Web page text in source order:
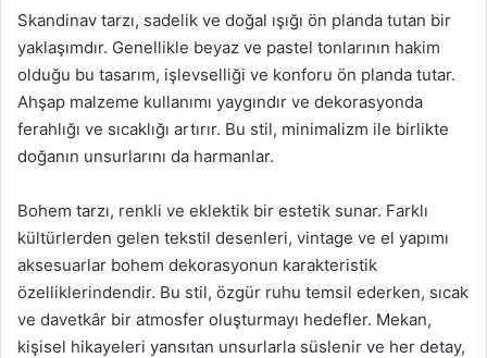
Skandinav tarzı, sadelik ve doğal ışığı ön planda tutan bir
yaklaşımdır. Genellikle beyaz ve pastel tonlarının hakim
olduğu bu tasarım, işlevselliği ve konforu ön planda tutar.
Ahşap malzeme kullanımı yaygındır ve dekorasyonda
ferahlığı ve sıcaklığı artırır. Bu stil, minimalizm ile birlikte
doğanın unsurlarını da harmanlar.
Bohem tarzı, renkli ve eklektik bir estetik sunar. Farklı
kültürlerden gelen tekstil desenleri, vintage ve el yapımı
aksesuarlar bohem dekorasyonun karakteristik
özelliklerindendir. Bu stil, özgür ruhu temsil ederken, sıcak
ve davetkâr bir atmosfer oluşturmayı hedefler. Mekan,
kişisel hikayeleri yansıtan unsurlarla süslenir ve her detay,